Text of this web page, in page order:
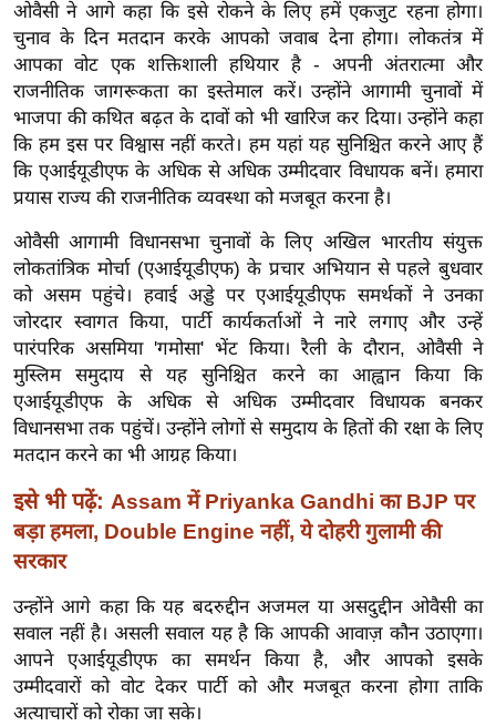
श
ख्सि
य
त
यं
ग
इं
डि
या
सा
हि
त्य
ज
ग
त
ऑ
टो
व
र्ल्ड
न्यू
ज
ब्री
फ
म
ओवैसी ने आगे कहा कि इसे रोकने के लिए हमें एकजुट रहना होगा।
चुनाव के दिन मतदान करके आपको जवाब देना होगा। लोकतंत्र में
आपका वोट एक शक्तिशाली हथियार है - अपनी अंतरात्मा और
राजनीतिक जागरूकता का इस्तेमाल करें। उन्होंने आगामी चुनावों में
भाजपा की कथित बढ़त के दावों को भी खारिज कर दिया। उन्होंने कहा
कि हम इस पर विश्वास नहीं करते। हम यहां यह सुनिश्चित करने आए हैं
कि एआईयूडीएफ के अधिक से अधिक उम्मीदवार विधायक बनें। हमारा
प्रयास राज्य की राजनीतिक व्यवस्था को मजबूत करना है।
ओवैसी आगामी विधानसभा चुनावों के लिए अखिल भारतीय संयुक्त
लोकतांत्रिक मोर्चा (एआईयूडीएफ) के प्रचार अभियान से पहले बुधवार
को असम पहुंचे। हवाई अड्डे पर एआईयूडीएफ समर्थकों ने उनका
जोरदार स्वागत किया, पार्टी कार्यकर्ताओं ने नारे लगाए और उन्हें
पारंपरिक असमिया 'गमोसा' भेंट किया। रैली के दौरान, ओवैसी ने
मुस्लिम समुदाय से यह सुनिश्चित करने का आह्वान किया कि
एआईयूडीएफ के अधिक से अधिक उम्मीदवार विधायक बनकर
विधानसभा तक पहुंचें। उन्होंने लोगों से समुदाय के हितों की रक्षा के लिए
मतदान करने का भी आग्रह किया।
इसे भी पढ़ें: Assam में Priyanka Gandhi का BJP पर
बड़ा हमला, Double Engine नहीं, ये दोहरी गुलामी की
सरकार
उन्होंने आगे कहा कि यह बदरुद्दीन अजमल या असदुद्दीन ओवैसी का
सवाल नहीं है। असली सवाल यह है कि आपकी आवाज़ कौन उठाएगा।
आपने एआईयूडीएफ का समर्थन किया है, और आपको इसके
उम्मीदवारों को वोट देकर पार्टी को और मजबूत करना होगा ताकि
अत्याचारों को रोका जा सके।